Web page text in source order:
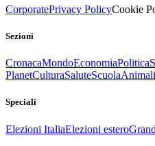
CorporatePrivacy PolicyCookie
Sezioni
CronacaMondoEconomiaPolitica
PlanetCulturaSaluteScuolaAnimali
Speciali
Elezioni ItaliaElezioni estero